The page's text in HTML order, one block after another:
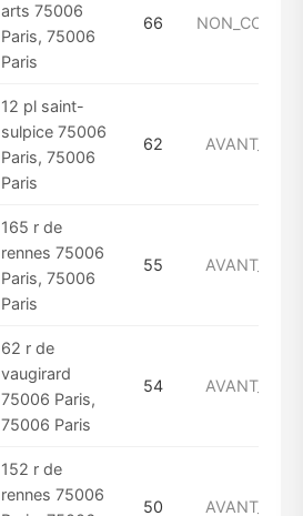
arts 75006
Paris, 75006
Paris
66
12 pl saint-
sulpice 75006
Paris, 75006
Paris
62 AVANT_1949
165 r de
rennes 75006
Paris, 75006
Paris
55 AVANT_1949
62 r de
vaugirard
75006 Paris,
75006 Paris
54 AVANT_1949
152 r de
rennes 75006
50 AVANT_1949